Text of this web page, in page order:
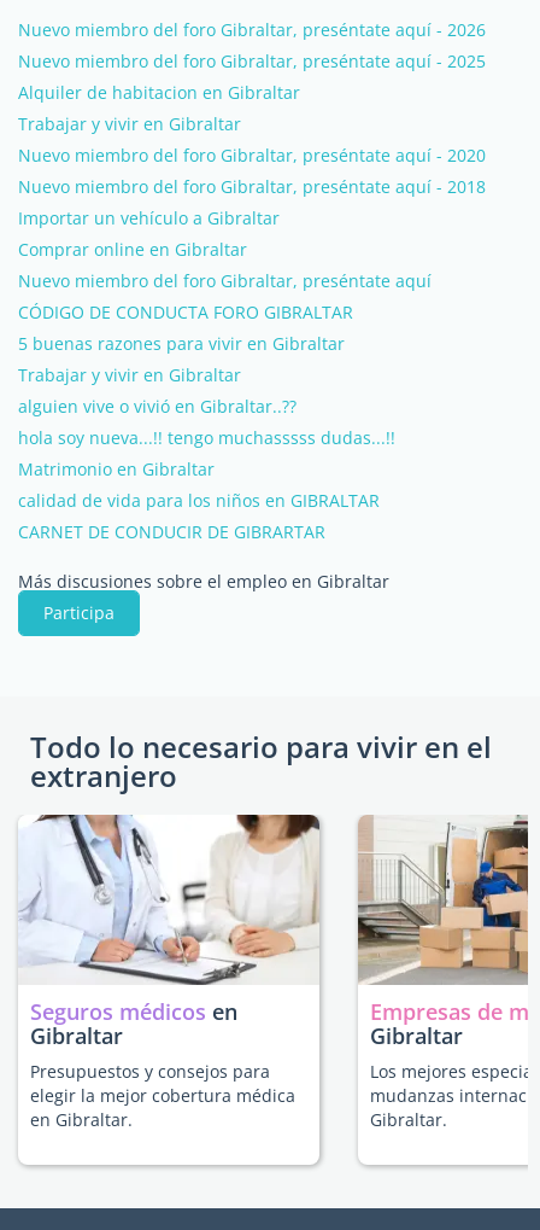
Nuevo miembro del foro Gibraltar, preséntate aquí - 2026
Nuevo miembro del foro Gibraltar, preséntate aquí - 2025
Alquiler de habitacion en Gibraltar
Trabajar y vivir en Gibraltar
Nuevo miembro del foro Gibraltar, preséntate aquí - 2020
Nuevo miembro del foro Gibraltar, preséntate aquí - 2018
Importar un vehículo a Gibraltar
Comprar online en Gibraltar
Nuevo miembro del foro Gibraltar, preséntate aquí
CÓDIGO DE CONDUCTA FORO GIBRALTAR
5 buenas razones para vivir en Gibraltar
Trabajar y vivir en Gibraltar
alguien vive o vivió en Gibraltar..??
hola soy nueva...!! tengo muchasssss dudas...!!
Matrimonio en Gibraltar
calidad de vida para los niños en GIBRALTAR
CARNET DE CONDUCIR DE GIBRARTAR
Más discusiones sobre el empleo en Gibraltar
Participa
Todo lo necesario para vivir en el
extranjero
Seguros médicos en
Gibraltar
Presupuestos y consejos para
elegir la mejor cobertura médica
en Gibraltar.
Empresas de
Gibraltar
Los mejores
mudanzas
Gibraltar.